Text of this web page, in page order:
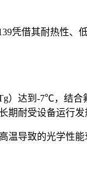
凭借其耐热性
）达到-7℃，结
耐受设备运行
导致的光学性